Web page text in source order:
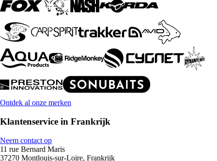
Ontdek al onze merken
Klantenservice in Frankrijk
Neem contact op
11 rue Bernard Maris
37270 Montlouis-sur-Loire, Frankrijk